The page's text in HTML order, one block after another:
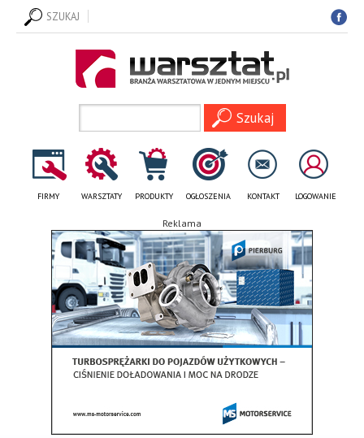
SZUKAJ
FIRMY WARSZTATY PRODUKTY OGŁOSZENIA KONTAKT LOGOWANIE
Reklama